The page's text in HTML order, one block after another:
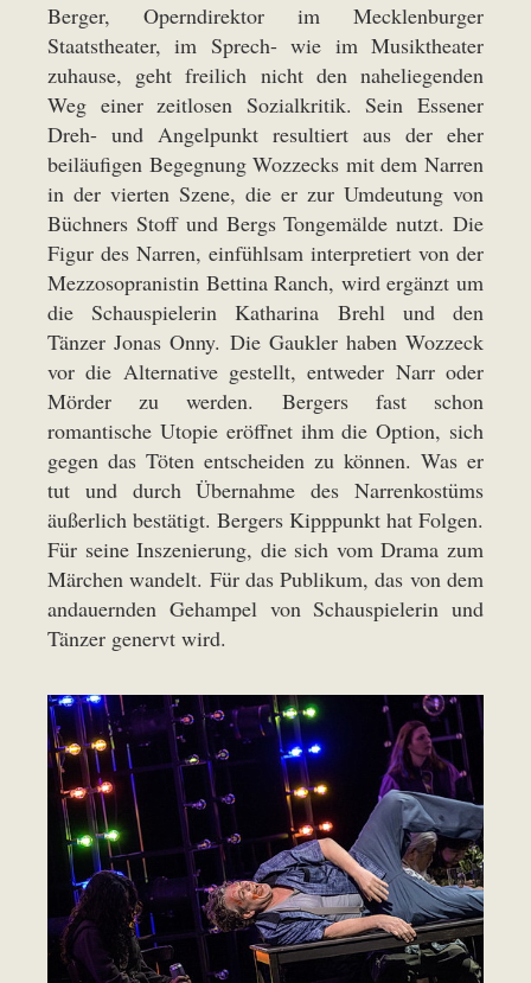
Berger, Operndirektor im Mecklenburger
Staatstheater, im Sprech- wie im Musiktheater
zuhause, geht freilich nicht den naheliegenden
Weg einer zeitlosen Sozialkritik. Sein Essener
Dreh- und Angelpunkt resultiert aus der eher
beiläufigen Begegnung Wozzecks mit dem Narren
in der vierten Szene, die er zur Umdeutung von
Büchners Stoff und Bergs Tongemälde nutzt. Die
Figur des Narren, einfühlsam interpretiert von der
Mezzosopranistin Bettina Ranch, wird ergänzt um
die Schauspielerin Katharina Brehl und den
Tänzer Jonas Onny. Die Gaukler haben Wozzeck
vor die Alternative gestellt, entweder Narr oder
Mörder zu werden. Bergers fast schon
romantische Utopie eröffnet ihm die Option, sich
gegen das Töten entscheiden zu können. Was er
tut und durch Übernahme des Narrenkostüms
äußerlich bestätigt. Bergers Kipppunkt hat Folgen.
Für seine Inszenierung, die sich vom Drama zum
Märchen wandelt. Für das Publikum, das von dem
andauernden Gehampel von Schauspielerin und
Tänzer genervt wird.